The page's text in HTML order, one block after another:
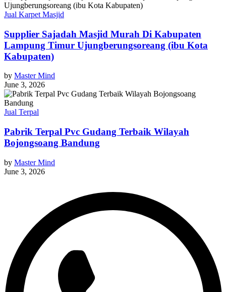
Jual Karpet Masjid
Supplier Sajadah Masjid Murah Di Kabupaten
Lampung Timur Ujungberungsoreang (ibu Kota
Kabupaten)
by Master Mind
June 3, 2026
Jual Terpal
Pabrik Terpal Pvc Gudang Terbaik Wilayah
Bojongsoang Bandung
by Master Mind
June 3, 2026